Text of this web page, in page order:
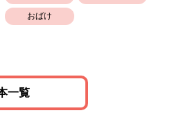
おばけ
一覧